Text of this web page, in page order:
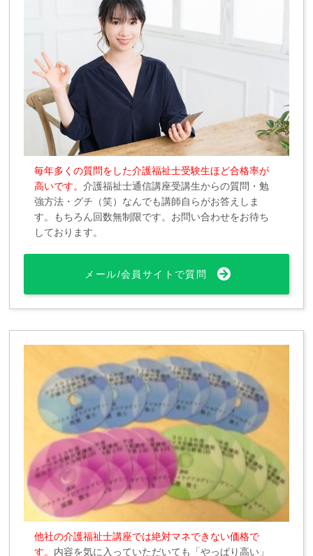
毎年多くの質問をした介護福祉士受験生ほど合格率が
高いです。介護福祉士通信講座受講生からの質問・勉
強方法・グチ（笑）なんでも講師自らがお答えしま
す。もちろん回数無制限です。お問い合わせをお待ち
しております。
メール/会員サイトで質問
他社の介護福祉士講座では絶対マネできない価格で
す。 内容を気に入っていただいても「やっぱり高い」